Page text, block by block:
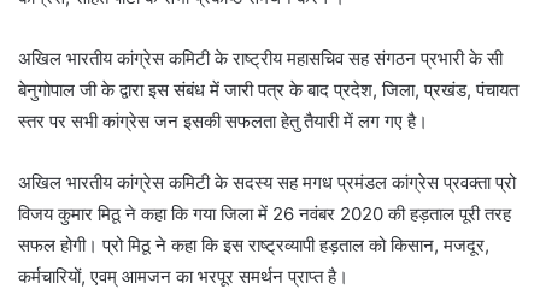
अखिल भारतीय कांग्रेस कमिटी के राष्ट्रीय महासचिव सह संगठन प्रभारी के सी
बेनुगोपाल जी के द्वारा इस संबंध में जारी पत्र के बाद प्रदेश, जिला, प्रखंड, पंचायत
स्तर पर सभी कांग्रेस जन इसकी सफलता हेतु तैयारी में लग गए है।
अखिल भारतीय कांग्रेस कमिटी के सदस्य सह मगध प्रमंडल कांग्रेस प्रवक्ता प्रो
विजय कुमार मिठू ने कहा कि गया जिला में 26 नवंबर 2020 की हड़ताल पूरी तरह
सफल होगी। प्रो मिठू ने कहा कि इस राष्ट्रव्यापी हड़ताल को किसान, मजदूर,
कर्मचारियों, एवम् आमजन का भरपूर समर्थन प्राप्त है।